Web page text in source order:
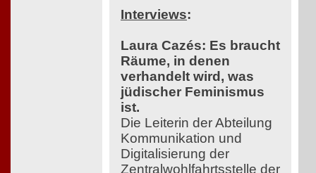
Interviews:
Laura Cazés: Es braucht
Räume, in denen
verhandelt wird, was
jüdischer Feminismus
ist.
Die Leiterin der Abteilung
Kommunikation und
Digitalisierung der
Zentralwohlfahrtsstelle der